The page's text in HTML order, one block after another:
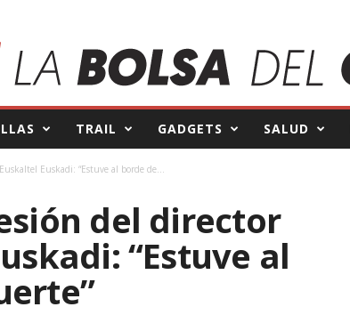
TRAIL GADGETS SALUD
Euskadi: “Estuve al borde de...
del director
“Estuve al